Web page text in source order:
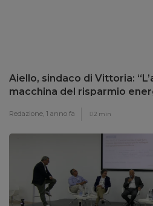
Aiello, sindaco di Vittoria:
macchina del risparmio
Redazione, 1 anno fa 2 min